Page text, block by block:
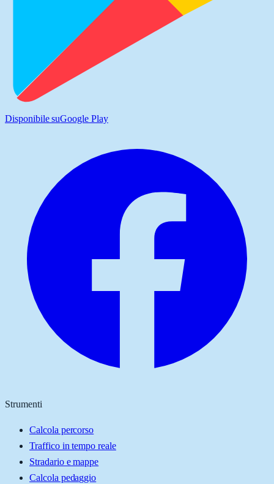
Disponibile suGoogle Play
Strumenti
Calcola percorso
Traffico in tempo reale
Stradario e mappe
Calcola pedaggio